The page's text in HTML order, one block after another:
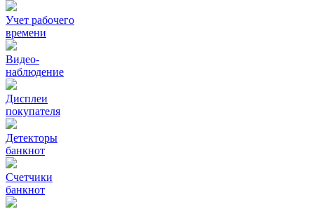
Учет рабочего
времени
Видео‑
наблюдение
Дисплеи
покупателя
Детекторы
банкнот
Счетчики
банкнот